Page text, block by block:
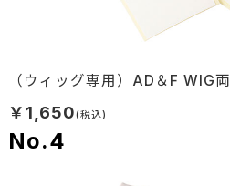
（ウィッグ専用）AD＆F WIG
￥1,650
4